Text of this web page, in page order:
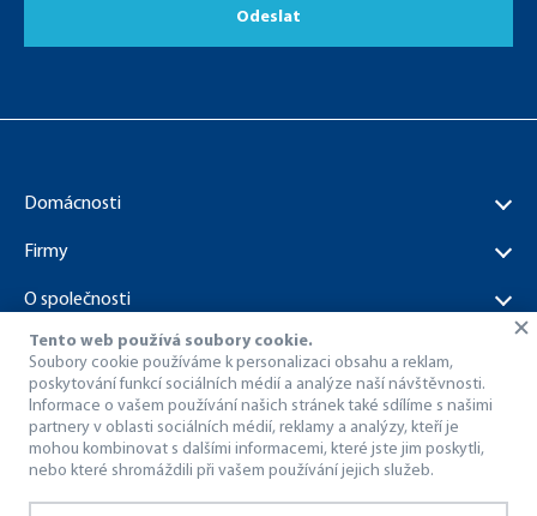
Odeslat
Domácnosti
Firmy
O společnosti
Dokumenty ke stažení
© 1998 – 2026 Dragon Internet a.s..
Všechna práva vyhrazena.
Tento web používá soubory cookie.
Soubory cookie používáme k personalizaci obsahu a reklam,
poskytování funkcí sociálních médií a analýze naší návštěvnosti.
Informace o vašem používání našich stránek také sdílíme s našimi
partnery v oblasti sociálních médií, reklamy a analýzy, kteří je
mohou kombinovat s dalšími informacemi, které jste jim poskytli,
nebo které shromáždili při vašem používání jejich služeb.